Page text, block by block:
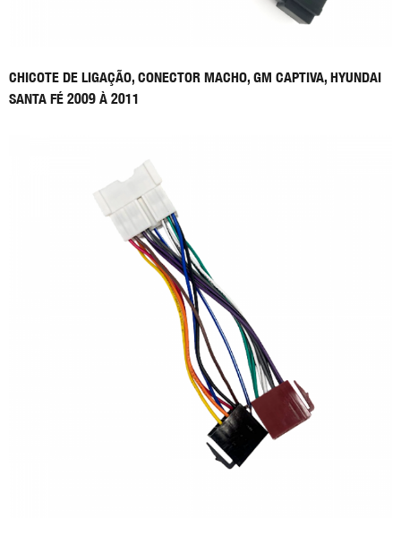
CHICOTE DE LIGAÇÃO, CONECTOR MACHO, GM CAPTIVA, HYUNDAI
SANTA FÉ 2009 À 2011